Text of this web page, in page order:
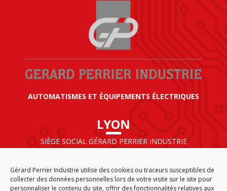
Gérard Perrier Industrie utilise des cookies ou traceurs susceptibles de
collecter des données personnelles lors de votre visite sur le site pour
personnaliser le contenu du site, offrir des fonctionnalités relatives aux
AUTOMATISMES ET ÉQUIPEMENTS ÉLECTRIQUES
LYON
SIÈGE SOCIAL GÉRARD PERRIER INDUSTRIE
69125 LYON AÉROPORT SAINT EXUPÉRY
FRANCE